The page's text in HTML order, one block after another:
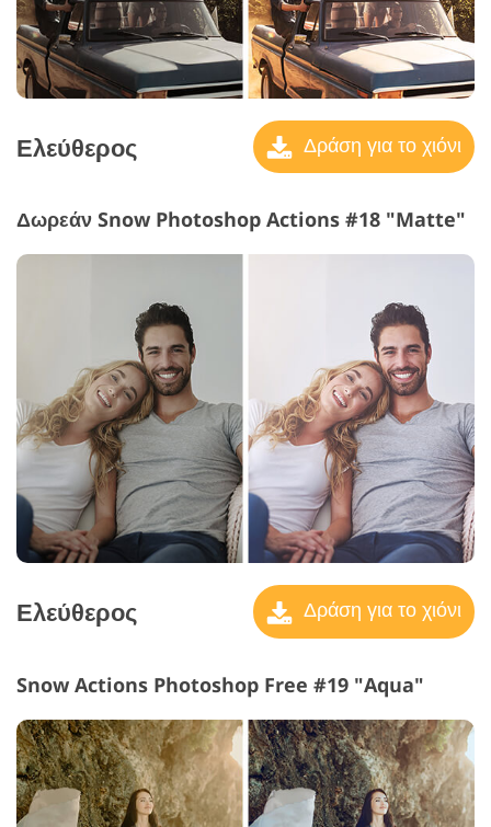
Ελεύθερος Δράση για το χιόνι
Δωρεάν Snow Photoshop Actions #18 "Matte"
Ελεύθερος Δράση για το χιόνι
Snow Actions Photoshop Free #19 "Aqua"